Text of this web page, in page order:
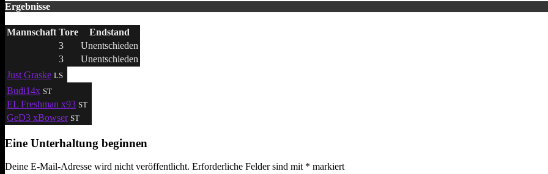
Ergebnisse
Mannschaft Tore
Endstand
3
Unentschieden
3
Unentschieden
Just Graske LS
Budi14x ST
EL Freshman x93 ST
GeD3 xBowser ST
Eine Unterhaltung beginnen
Deine E-Mail-Adresse wird nicht veröffentlicht. Erforderliche Felder sind mit * markiert